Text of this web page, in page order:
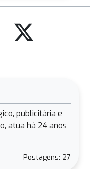
publicitária e
atua há 24 anos
Postagens: 27